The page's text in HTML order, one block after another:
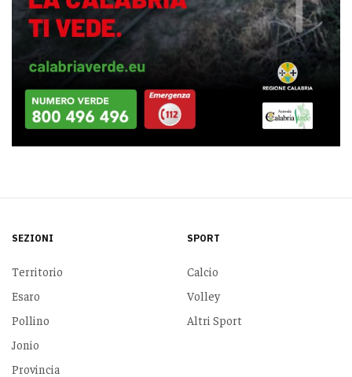
SEZIONI
Territorio
Esaro
Pollino
Jonio
Provincia
SPORT
Calcio
Volley
Altri Sport